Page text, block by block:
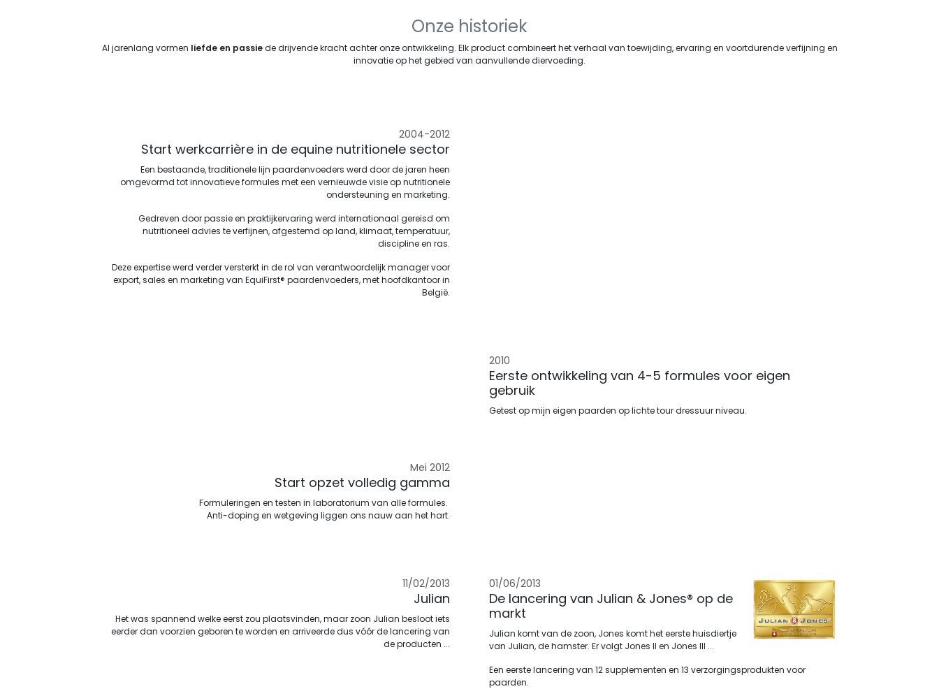
Onze historiek
Al jarenlang vormen liefde en passiede drijvende kracht achter onze ontwikkeling. Elk product combineert het verhaal van toewijding, ervaring en voortdurende verfijning en
innovatie op het gebied van aanvullende diervoeding.
2004-2012
Start werkcarrière in de equine nutritionele sector
Een bestaande, traditionele lijn paardenvoeders werd door de jaren heen
omgevormd tot innovatieve formules met een vernieuwde visie op nutritionele
ondersteuning en marketing.
Gedreven door passie en praktijkervaring werd internationaal gereisd om
nutritioneel advies te verfijnen, afgestemd op land, klimaat, temperatuur,
discipline en ras.
Deze expertise werd verder versterkt in de rol van verantwoordelijk manager voor
export, sales en marketing van EquiFirst® paardenvoeders, met hoofdkantoor in
België.
2010
Eerste ontwikkeling van 4-5 formules voor eigen
gebruik
Getest op mijn eigen paarden op lichte tour dressuur niveau.
Mei 2012
Start opzet volledig gamma
Formuleringen en testen in laboratorium van alle formules.
Anti-doping en wetgeving liggen ons nauw aan het hart.
11/02/2013
Julian
Het was spannend welke eerst zou plaatsvinden, maar zoon Julian besloot iets
eerder dan voorzien geboren te worden en arriveerde dus vóór de lancering van
de producten ...
01/06/2013
De lancering van Julian & Jones® op de
markt
Julian komt van de zoon, Jones komt het eerste huisdiertje
van Julian, de hamster. Er volgt Jones II en Jones III ...
Een eerste lancering van 12 supplementen en 13 verzorgingsprodukten voor
paarden.